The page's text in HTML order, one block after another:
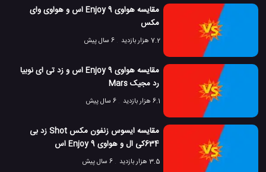
مقایسه هواوی Enjoy 9 اس و هواوی وای
مکس
7.2 هزار بازدید 6 سال پیش
مقایسه هواوی Enjoy 9 اس و زد تی ای نوبیا
رد مجیک Mars
6.1 هزار بازدید 6 سال پیش
مقایسه ایسوس زنفون مکس Shot زد بی
634کی ال و هواوی Enjoy 9 اس
3.5 هزار بازدید 6 سال پیش